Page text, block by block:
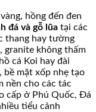
hồng đến đen
đá và gỗ lũa tại các
thang hay tường
granite không thấm
cá Koi hay đài
bề mặt xốp nhẹ tạo
nền cho các tác
cấp ở Phú Quốc, Đá
tiểu cảnh